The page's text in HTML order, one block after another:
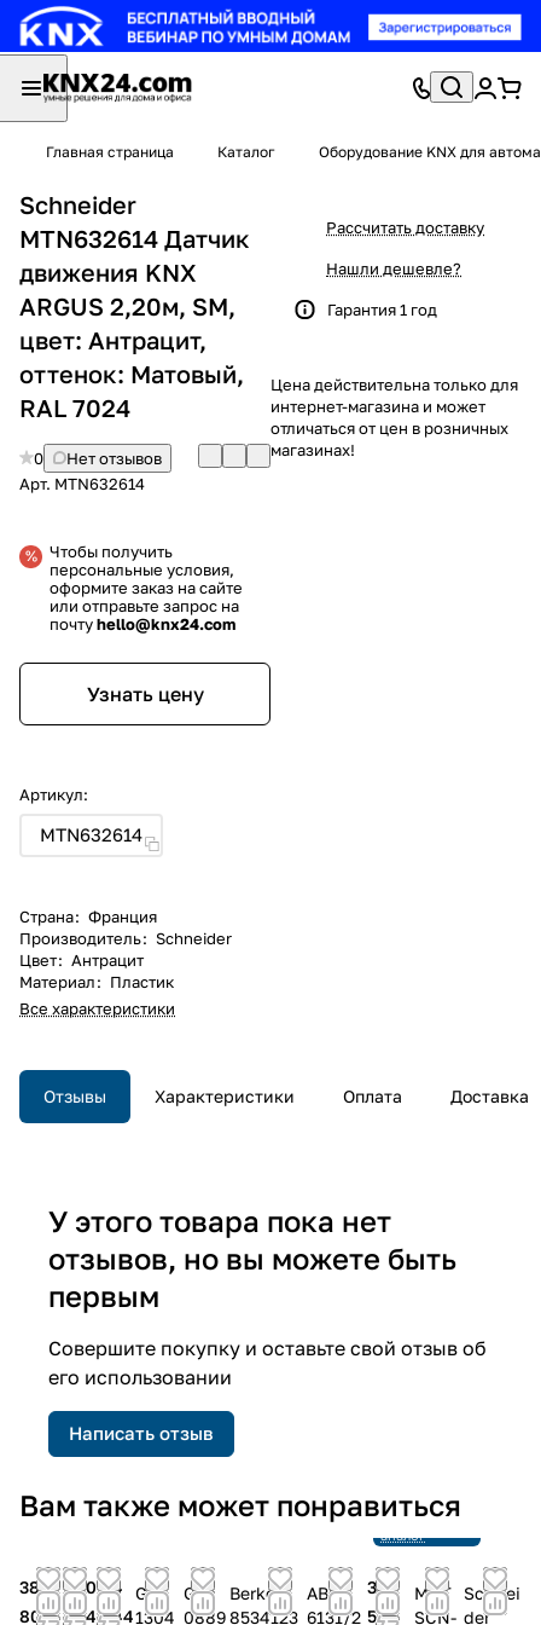
Главная страница Каталог Оборудование KNX для
Schneider
MTN632614 Датчик
движения KNX
ARGUS 2,20м, SM,
цвет: Антрацит,
оттенок: Матовый,
RAL 7024
0
Нет отзывов
Арт. MTN632614
Чтобы получить
персональные условия,
оформите заказ на сайте
или отправьте запрос на
почтуhello@knx24.com
Узнать цену
Артикул:
MTN632614
Страна: Франция
Производитель: Schneider
Цвет: Антрацит
Материал: Пластик
Все характеристики
Рассчитать доставку
Нашли дешевле?
Гарантия 1 год
Цена действительна только для
интернет-магазина и может
отличаться от цен в розничных
магазинах!
Отзывы Характеристики Оплата Доставка
У этого товара пока нет
отзывов, но вы можете быть
первым
Совершите покупку и оставьте свой отзыв об
его использовании
Написать отзыв
Вам также может понравиться
38
800
40
041
44
844
Gira
1304
Gira
0889
Berker
8534123
ABB
6131/2
производства
Ссылка на
30
522
MDT
SCN-
Schnei
der